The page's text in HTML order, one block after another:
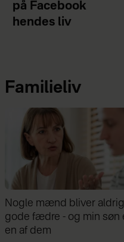
på Facebook
hendes liv
Familieliv
Samira Nawa: ”Det er
fantastisk at have min
familie, men jeg elsker ikke